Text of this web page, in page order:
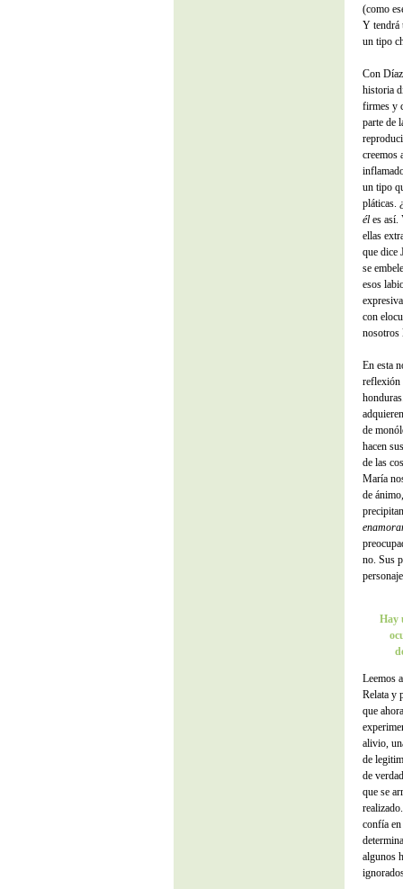
(como
Y tendrá
un tipo
Con
historia
firmes y
parte de
creemos
un tipo
pláticas.
él es así.
ellas
que dice
se
esos
con
nosotros
En esta
reflexión
de
hacen
de las
María
de
no. Sus
Hay
Leemos
Relata y
que
alivio,
de
de
que se
confía
algunos